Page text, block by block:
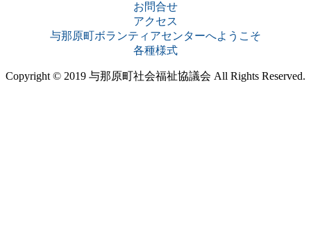
お問合せ
アクセス
与那原町ボランティアセンターへようこそ
各種様式
Copyright © 2019 与那原町社会福祉協議会 All Rights Reserved.